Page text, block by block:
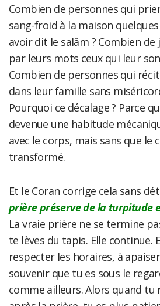
Combien de personnes qui
sang-froid à la maison
avoir dit le salâm ? Combien
par leurs mots ceux qui leur
Combien de personnes qui
dans leur famille sans
Pourquoi ce décalage ? Parce
devenue une habitude
avec le corps, mais sans que le
transformé.
Et le Coran corrige cela sans
prière préserve de la turpitude
La vraie prière ne se termine
te lèves du tapis. Elle continue.
respecter les horaires, à
souvenir que tu es sous le
comme ailleurs. Alors quand tu